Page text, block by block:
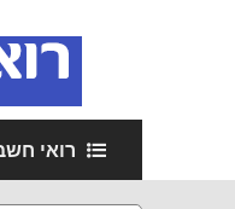
רואי